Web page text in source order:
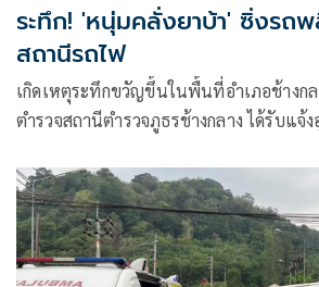
ระทึก! 'หนุ่มคลั่งยาบ้า' ซิ่งรถ
สถานีรถไฟ
เกิดเหตุระทึกขวัญขึ้นในพื้นที่อำเภอช้างกล
ตำรวจสถานีตำรวจภูธรช้างกลาง ได้รับแ